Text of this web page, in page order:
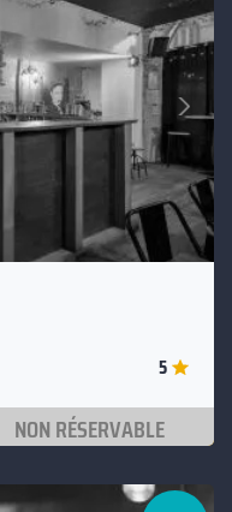
Suivant
5
NON RÉSERVABLE